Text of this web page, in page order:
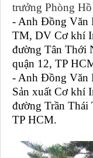
trưởng Phòng
- Anh Đồng Văn
TM, DV Cơ khí
đường Tân Thới
quận 12, TP
- Anh Đồng Văn
Sản xuất Cơ khí
đường Trần Thái
TP HCM.